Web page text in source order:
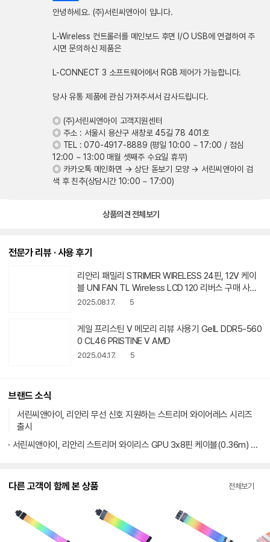
안녕하세요. (주)서린씨앤아이 입니다.
L-Wireless 컨트롤러를 메인보드 후면 I/O USB에 연결하여 주
시면 문의하신 제품은
L-CONNECT 3 소프트웨어에서 RGB 제어가 가능합니다.
당사 유통 제품에 관심 가져주셔서 감사드립니다.
◎ (주)서린씨앤아이 고객지원센터
◎ 주소 : 서울시 용산구 새창로 45길 78 401호
◎ TEL : 070-4917-8889 (평일 10:00 ~ 17:00 / 점심
12:00 ~ 13:00 매월 셋째주 수요일 휴무)
◎ 카카오톡 메인화면 → 상단 돋보기 모양 → 서린씨앤아이 검
색 후 친추(상담시간 10:00 ~ 17:00)
상품의견 전체보기
전문가 리뷰 · 사용 후기
리안리 패밀리 STRIMER WIRELESS 24핀, 12V 케이
블 UNI FAN TL Wireless LCD 120 리버스 구매 사용
후기
2025.08.17. 5
게일 프리스틴 V 메모리 리뷰 사용기 GeIL DDR5-560
0 CL46 PRISTINE V AMD
2025.04.17. 5
브랜드 소식
서린씨앤아이, 리안리 무선 신호 지원하는 스트리머 와이어레스 시리즈
출시
서린씨앤아이, 리안리 스트리머 와이리스 GPU 3x8핀 케이블(0.36m) 정식 출시
다른 고객이 함께 본 상품 전체보기